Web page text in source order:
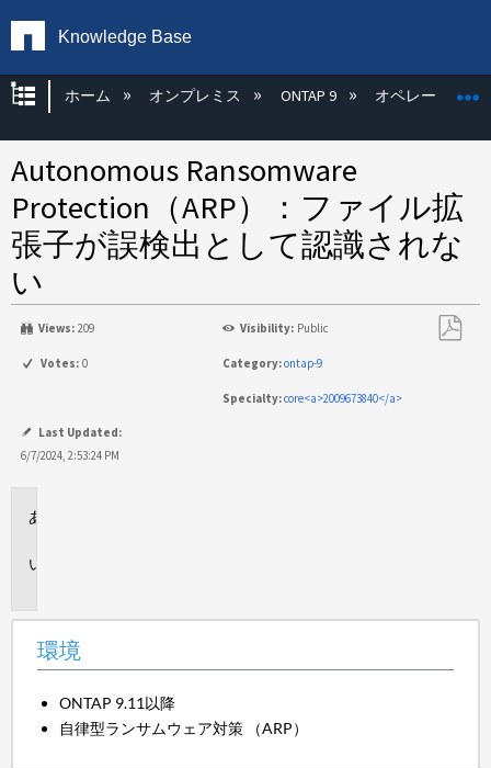
Knowledge Base
グローバル階層を展開/折りたたむ
ホーム オンプレミス ONTAP 9 オペレーティン
Autonomous Ransomware
Protection（ARP）：ファイル拡
張子が誤検出として認識されな
い
Views: 209 Visibility: Public
Votes: 0 Category:ontap-9
Specialty:core<a>2009673840</a>
Last Updated:
6/7/2024, 2:53:24 PM
環境
ONTAP 9.11以降
自律型ランサムウェア対策 （ARP）